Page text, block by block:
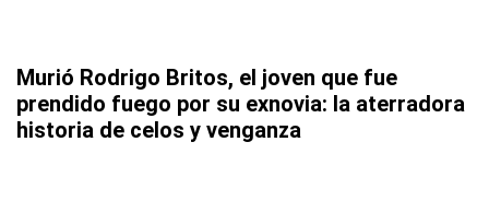
Murió Rodrigo Britos, el joven que fue
prendido fuego por su exnovia: la aterradora
historia de celos y venganza